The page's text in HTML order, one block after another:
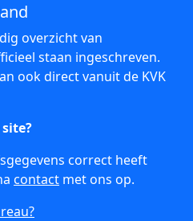
overzicht van
staan ingeschreven.
ook direct vanuit de KVK
correct heeft
contact met ons op.